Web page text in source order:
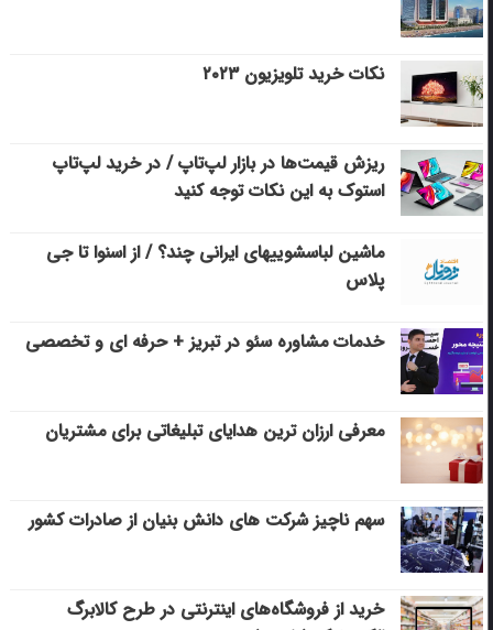
نکات خرید تلویزیون ۲۰۲۳
ریزش قیمت‌ها در بازار لپ‌تاپ / در خرید لپ‌تاپ
استوک به این نکات توجه کنید
ماشین لباسشویی‎های ایرانی چند؟ / از اسنوا تا جی
پلاس
خدمات مشاوره سئو در تبریز + حرفه ای و تخصصی
معرفی ارزان ترین هدایای تبلیغاتی برای مشتریان
سهم ناچیز شرکت های دانش بنیان از صادرات کشور
خرید از فروشگاه‌های اینترنتی در طرح کالابرگ